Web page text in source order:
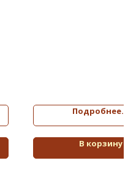
Подробнее...
В корзину